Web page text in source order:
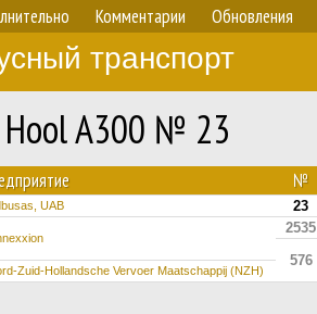
Комментарии Обновления
транспорт
Hool A300 № 23
№
UAB 23
2535
576
Zuid-Hollandsche Vervoer Maatschappij (NZH)